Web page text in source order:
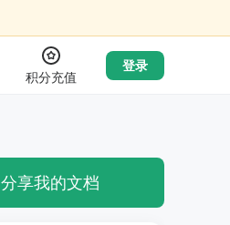
积分充值
登录
分享我的文档